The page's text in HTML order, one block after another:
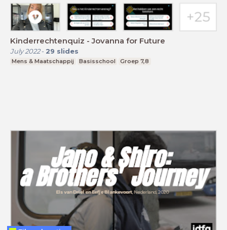
Kinderrechtenquiz - Jovanna for Future
July 2022- 29 slides
Mens & Maatschappij Basisschool Groep 7,8